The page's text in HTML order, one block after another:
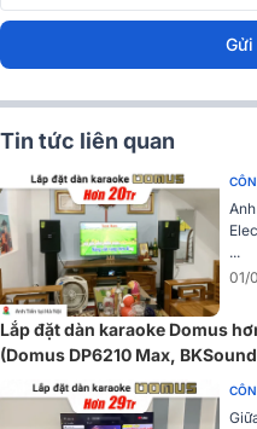
Cũng giống như các sản
loa treble 4.4cm TR44026-2
giúp loa không chỉ thể hiện
tất cả các chi tiết trong nhạc
Gửi
Tin tức liên quan
...
01/
Lắp đặt dàn karaoke Domus
(Domus DP6210 Max,